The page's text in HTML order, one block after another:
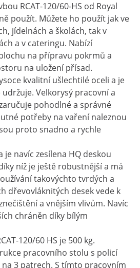
RCAT-120/60-HS od Royal
použít. Můžete ho použít jak ve
jídelnách a školách, tak v
a v cateringu. Nabízí
na přípravu pokrmů a
na uložení přísad.
kvalitní ušlechtilé oceli a je
Velkorysý pracovní a
pohodlné a správné
potřeby na vaření naleznou
proto snadno a rychle
je navíc zesílena HQ deskou
níž je ještě robustnější a má
takovýchto tvrdých a
dřevovláknitých desek vede k
a vnějším vlivům. Navíc
chráněn díky bílým
120/60 HS je 500 kg.
pracovního stolu s policí
3 patrech. S tímto pracovním